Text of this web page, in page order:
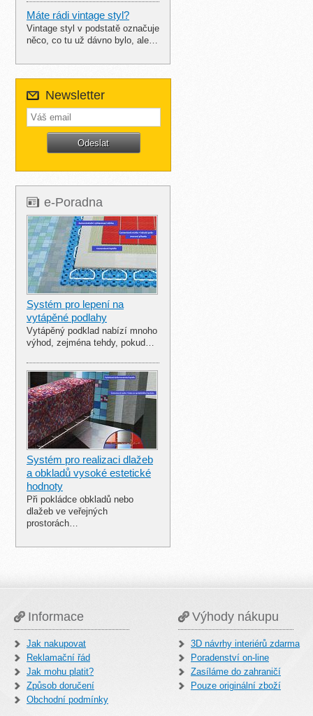
Máte rádi vintage styl?
Vintage styl v podstatě označuje
něco, co tu už dávno bylo, ale…
Newsletter
e-Poradna
Systém pro lepení na
vytápěné podlahy
Vytápěný podklad nabízí mnoho
výhod, zejména tehdy, pokud…
Systém pro realizaci dlažeb
a obkladů vysoké estetické
hodnoty
Při pokládce obkladů nebo
dlažeb ve veřejných
prostorách…
Informace
Jak nakupovat
Reklamační řád
Jak mohu platit?
Způsob doručení
Obchodní podmínky
Výhody nákupu
3D návrhy interiérů zdarma
Poradenství on-line
Zasíláme do zahraničí
Pouze originální zboží